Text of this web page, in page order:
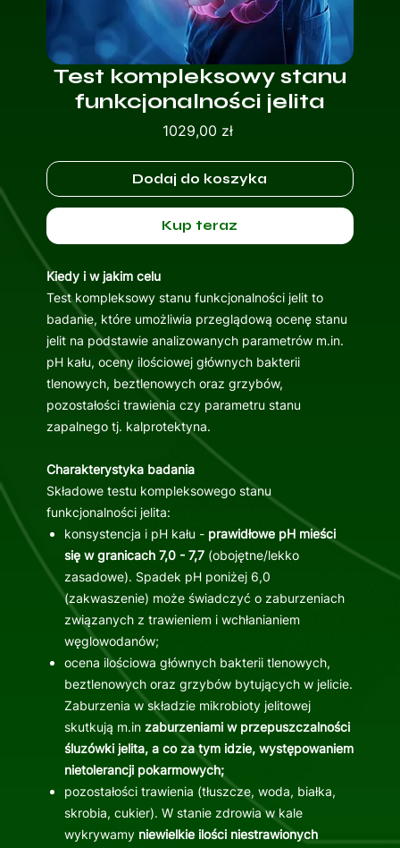
Test kompleksowy stanu
funkcjonalności jelita
1029,00 złCena
Dodaj do koszyka
Kup teraz
Kiedy i w jakim celu
Test kompleksowy stanu funkcjonalności jelit to
badanie, które umożliwia przeglądową ocenę stanu
jelit na podstawie analizowanych parametrów m.in.
pH kału, oceny ilościowej głównych bakterii
tlenowych, beztlenowych oraz grzybów,
pozostałości trawienia czy parametru stanu
zapalnego tj. kalprotektyna.
Charakterystyka badania
Składowe testu kompleksowego stanu
funkcjonalności jelita:
konsystencja i pH kału - prawidłowe pH mieści
się w granicach 7,0 - 7,7 (obojętne/lekko
zasadowe). Spadek pH poniżej 6,0
(zakwaszenie) może świadczyć o zaburzeniach
związanych z trawieniem i wchłanianiem
węglowodanów;
ocena ilościowa głównych bakterii tlenowych,
beztlenowych oraz grzybów bytujących w jelicie.
Zaburzenia w składzie mikrobioty jelitowej
skutkują m.in zaburzeniami w przepuszczalności
śluzówki jelita, a co za tym idzie, występowaniem
nietolerancji pokarmowych;
pozostałości trawienia (tłuszcze, woda, białka,
skrobia, cukier). W stanie zdrowia w kale
wykrywamy niewielkie ilości niestrawionych